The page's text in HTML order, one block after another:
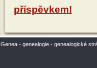
příspěvkem!
Genea - genealogie - genealogické